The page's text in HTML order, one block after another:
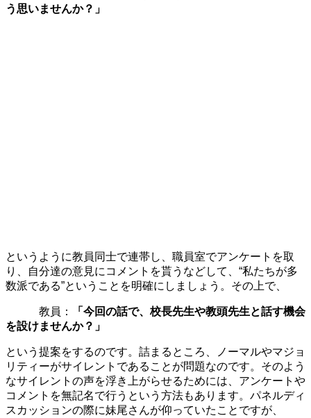
う思いませんか？」
というように教員同士で連帯し、職員室でアンケートを取
り、自分達の意見にコメントを貰うなどして、“私たちが多
数派である”ということを明確にしましょう。その上で、
教員：
「今回の話で、校長先生や教頭先生と話す機会
を設けませんか？」
という提案をするのです。詰まるところ、ノーマルやマジョ
リティーがサイレントであることが問題なのです。そのよう
なサイレントの声を浮き上がらせるためには、アンケートや
コメントを無記名で行うという方法もあります。パネルディ
スカッションの際に妹尾さんが仰っていたことですが、